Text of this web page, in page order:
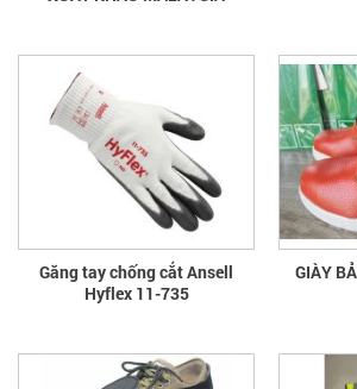
Găng tay chống cắt Ansell
Hyflex 11-735
GIÀY